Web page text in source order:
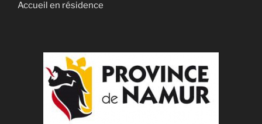
Accueil en résidence